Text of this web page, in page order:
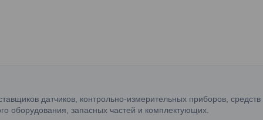
датчиков, контрольно-измерительных приборов,
оборудования, запасных частей и комплектующих.